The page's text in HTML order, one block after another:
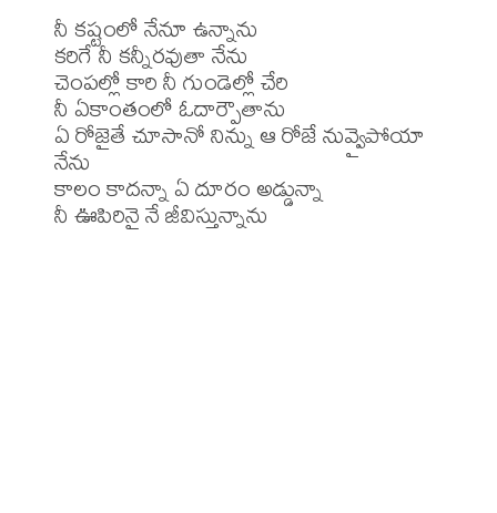
నీ కష్టంలో నేనూ ఉన్నాను
కరిగే నీ కన్నీరవుతా నేను
చెంపల్లో కారి నీ గుండెల్లో చేరి
నీ ఏకాంతంలో ఓదార్పౌతాను
ఏ రోజైతే చూసానో నిన్ను ఆ రోజే నువ్వైపోయా
నేను
కాలం కాదన్నా ఏ దూరం అడ్డున్నా
నీ ఊపిరినై నే జీవిస్తున్నాను